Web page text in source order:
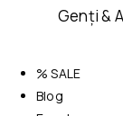
Genți &
% SALE
Blog